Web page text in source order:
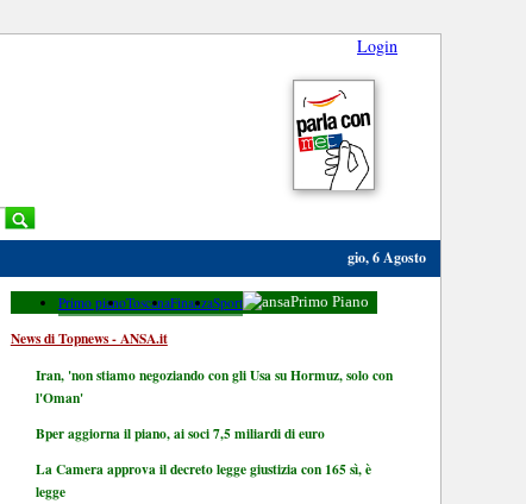
Login
gio, 6 Agosto
Primo pianoToscanaFinanzaSport Primo Piano
News di Topnews - ANSA.it
Iran, 'non stiamo negoziando con gli Usa su Hormuz, solo con
l'Oman'
Bper aggiorna il piano, ai soci 7,5 miliardi di euro
La Camera approva il decreto legge giustizia con 165 sì, è
legge